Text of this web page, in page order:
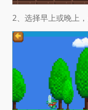
2、选择早上或晚上